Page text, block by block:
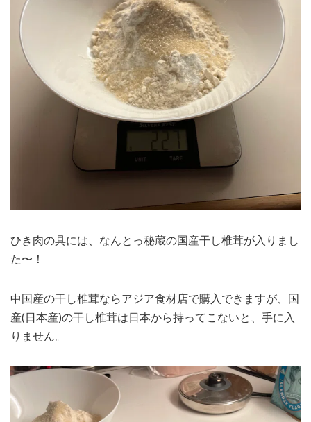
ひき肉の具には、なんとっ秘蔵の国産干し椎茸が入りまし
た〜！
中国産の干し椎茸ならアジア食材店で購入できますが、国
産(日本産)の干し椎茸は日本から持ってこないと、手に入
りません。